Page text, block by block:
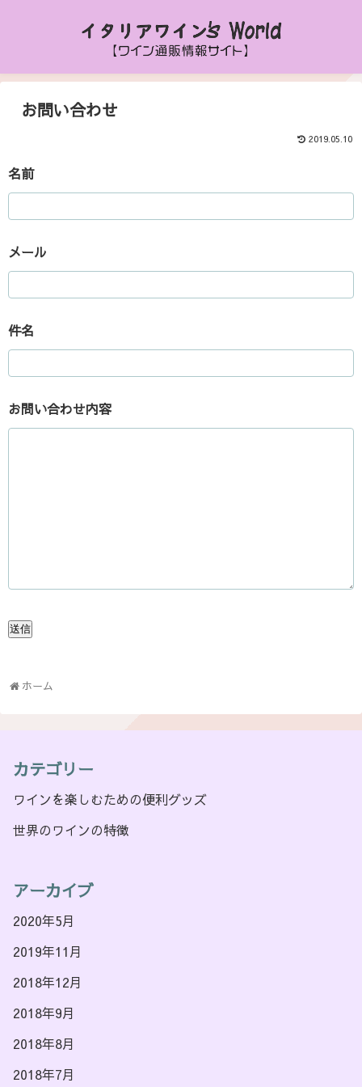
お問い合わせ
2019.05.10
名前
メール
件名
お問い合わせ内容
ホーム
カテゴリー
ワインを楽しむための便利グッズ
世界のワインの特徴
アーカイブ
2020年5月
2019年11月
2018年12月
2018年9月
2018年8月
2018年7月